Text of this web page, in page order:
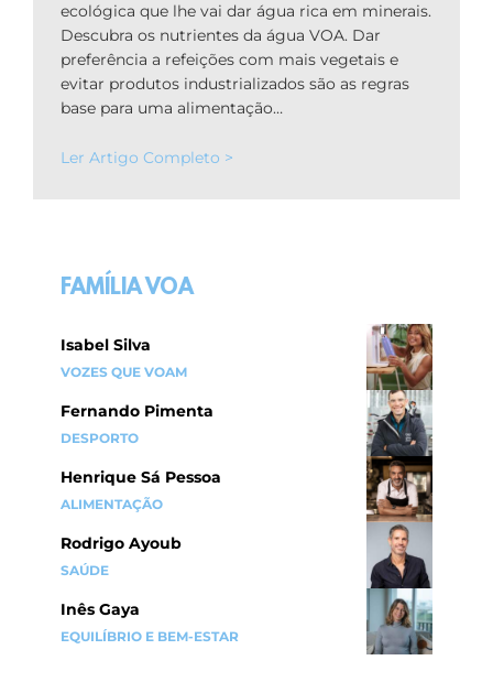
ecológica que lhe vai dar água rica em minerais.
Descubra os nutrientes da água VOA. Dar
preferência a refeições com mais vegetais e
evitar produtos industrializados são as regras
base para uma alimentação…
Ler Artigo Completo >
FAMÍLIA VOA
Isabel Silva
VOZES QUE VOAM
Fernando Pimenta
DESPORTO
Henrique Sá Pessoa
ALIMENTAÇÃO
Rodrigo Ayoub
SAÚDE
Inês Gaya
EQUILÍBRIO E BEM-ESTAR